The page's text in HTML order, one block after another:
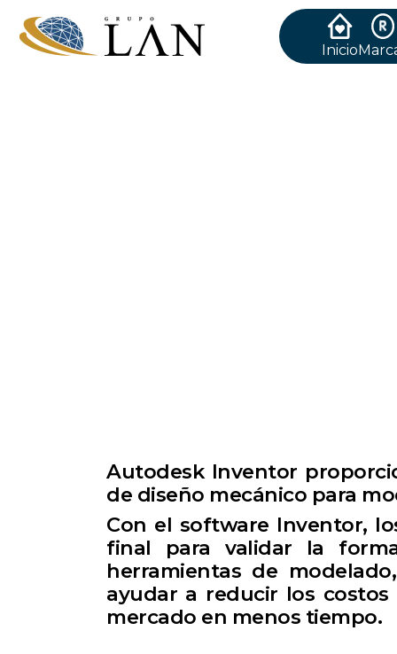
Inicio
Autodesk Inventor
de diseño mecánico para
Con el software Inventor,
final para validar la
herramientas de
ayudar a reducir los
mercado en menos tiempo.